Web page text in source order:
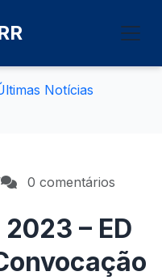
Notícias
0 comentários
– ED